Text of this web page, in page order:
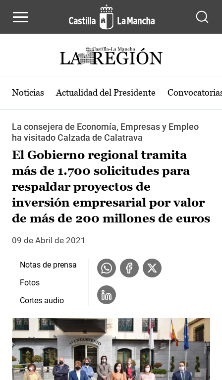
Noticias Actualidad del Presidente
La consejera de Economía, Empresas y Empleo
ha visitado Calzada de Calatrava
El Gobierno regional tramita
más de 1.700 solicitudes para
respaldar proyectos de
inversión empresarial por valor
de más de 200 millones de euros
09 de Abril de 2021
Notas de prensa
Fotos
Cortes audio